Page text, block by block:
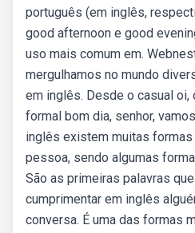
português (em inglês,
good afternoon e good
uso mais comum em.
mergulhamos no mundo
em inglês. Desde o casual oi,
formal bom dia, senhor,
inglês existem muitas formas
pessoa, sendo algumas
São as primeiras palavras
cumprimentar em inglês
conversa. É uma das formas